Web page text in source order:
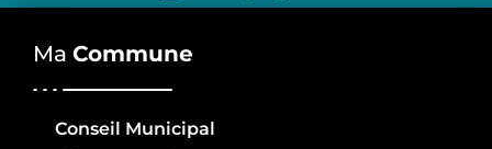
Ma Commune
Conseil Municipal